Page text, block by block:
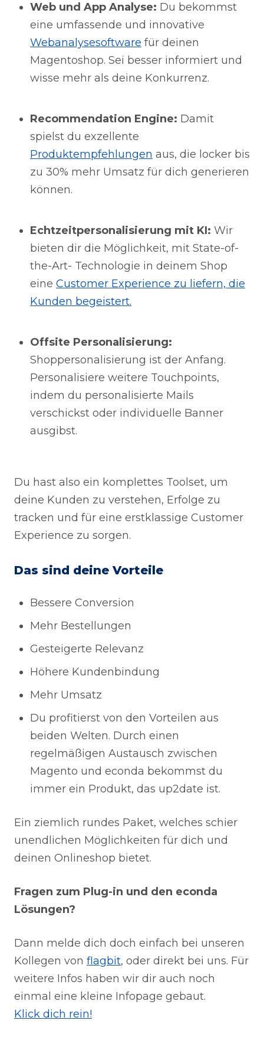
Web und App Analyse: Du bekommst
eine umfassende und innovative
Webanalysesoftware für deinen
Magentoshop. Sei besser informiert und
wisse mehr als deine Konkurrenz.
Recommendation Engine: Damit
spielst du exzellente
Produktempfehlungen aus, die locker bis
zu 30% mehr Umsatz für dich generieren
können.
Echtzeitpersonalisierung mit KI: Wir
bieten dir die Möglichkeit, mit State-of-
the-Art- Technologie in deinem Shop
eine Customer Experience zu liefern, die
Kunden begeistert.
Offsite Personalisierung:
Shoppersonalisierung ist der Anfang.
Personalisiere weitere Touchpoints,
indem du personalisierte Mails
verschickst oder individuelle Banner
ausgibst.
Du hast also ein komplettes Toolset, um
deine Kunden zu verstehen, Erfolge zu
tracken und für eine erstklassige Customer
Experience zu sorgen.
Das sind deine Vorteile
Bessere Conversion
Mehr Bestellungen
Gesteigerte Relevanz
Höhere Kundenbindung
Mehr Umsatz
Du profitierst von den Vorteilen aus
beiden Welten. Durch einen
regelmäßigen Austausch zwischen
Magento und econda bekommst du
immer ein Produkt, das up2date ist.
Ein ziemlich rundes Paket, welches schier
unendlichen Möglichkeiten für dich und
deinen Onlineshop bietet.
Fragen zum Plug-in und den econda
Lösungen?
Dann melde dich doch einfach bei unseren
Kollegen von flagbit, oder direkt bei uns. Für
weitere Infos haben wir dir auch noch
einmal eine kleine Infopage gebaut.
Klick dich rein!